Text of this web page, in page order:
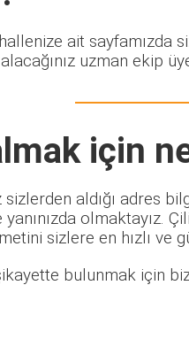
ait
uzman ekip
için
aldığı adres
olmaktayız.
sizlere en hızlı ve
bulunmak için